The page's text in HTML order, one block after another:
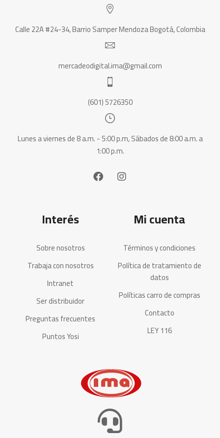
Calle 22A #24-34, Barrio Samper Mendoza Bogotá, Colombia
mercadeodigital.ima@gmail.com
(601) 5726350
Lunes a viernes de 8 a.m. - 5:00 p.m, Sábados de 8:00 a.m. a
1:00 p.m.
Interés
Sobre nosotros
Trabaja con nosotros
Intranet
Ser distribuidor
Preguntas frecuentes
Puntos Yosi
Mi cuenta
Términos y condiciones
Política de tratamiento de
datos
Políticas carro de compras
Contacto
LEY 116